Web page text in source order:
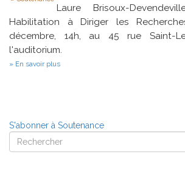
symbolique
l'aide
composition
Laure Brisoux-
Habilitation à Diriger les
décembre, 14h, au 45 rue Saint-
l'auditorium.
En savoir plus
différents
formalismes
S'abonner à Soutenance
Rechercher
Rechercher